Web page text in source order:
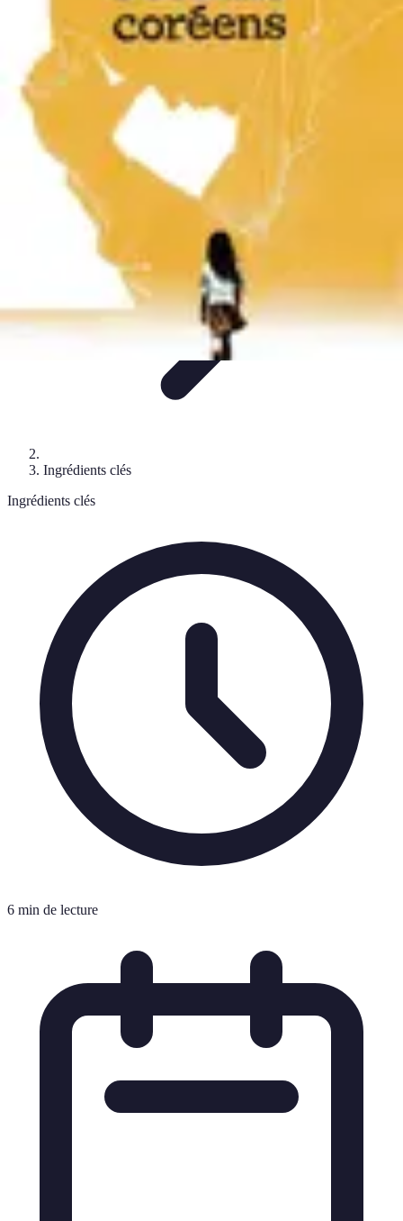
Conseils et AstucesIngrédientsRoutine de soinsBienfaits des
Tendances
Ingrédients clés
Ingrédients clés
6 min de lecture